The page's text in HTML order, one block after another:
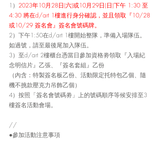
1） 2023年10月28日(六)或10月29日(日)下午 1:30 至
4:30 將在d/art 1樓進行身分確認，並且領取『10/28
或10/29 簽名會』簽名會號碼牌。
2）下午1:50在d/art 1樓開始整隊，準備入場隊伍。
如過號，請至最後尾加入隊伍。
3）至d/art 2樓櫃台憑當日參加資格劵領取『入場紀
念明信片』乙張、『簽名套組』乙份
（內含：特製簽名板乙份、活動限定托特包乙個、隨
機不挑款壓克力吊飾乙個）
4）按照「簽名會號碼劵」上的號碼順序等候安排至3
樓簽名活動會場。
//
●參加活動注意事項